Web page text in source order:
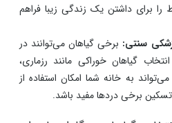
را برای داشتن یک زندگی زیبا فراهم
سنتی:برخی گیاهان می‌توانند در
گیاهان خوراکی مانند رزماری،
به خانه شما امکان استفاده از
تسکین برخی دردها مفید باشد.